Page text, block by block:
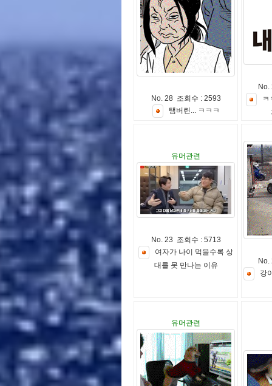
No. 28 조회수 : 2593
탬버 린... ㅋ ㅋ ㅋ
ㅋ
유머관련
No. 23 조회수 : 5713
여자가 나이 먹 을수록 상
대 를 못 만나는 이 유
강
유머관련